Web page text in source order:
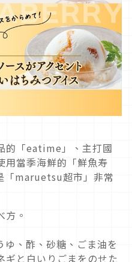
的「eatime」、主打國
用當季海鮮的「鮮魚寿
「maruetsu超市」非常
方。
、酢、砂糖、ごま油を
ギと白いりごまをのせた